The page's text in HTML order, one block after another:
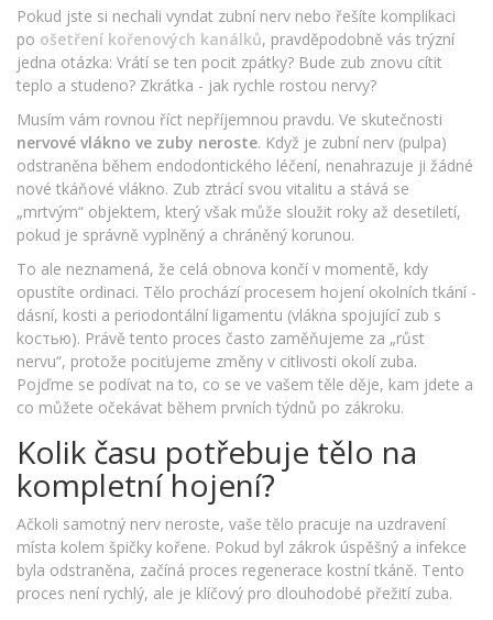
Pokud jste si nechali vyndat zubní nerv nebo řešíte komplikaci
po ošetření kořenových kanálků, pravděpodobně vás trýzní
jedna otázka: Vrátí se ten pocit zpátky? Bude zub znovu cítit
teplo a studeno? Zkrátka - jak rychle rostou nervy?
Musím vám rovnou říct nepříjemnou pravdu. Ve skutečnosti
nervové vlákno ve zuby neroste. Když je zubní nerv (pulpa)
odstraněna během endodontického léčení, nenahrazuje ji žádné
nové tkáňové vlákno. Zub ztrácí svou vitalitu a stává se
„mrtvým“ objektem, který však může sloužit roky až desetiletí,
pokud je správně vyplněný a chráněný korunou.
To ale neznamená, že celá obnova končí v momentě, kdy
opustíte ordinaci. Tělo prochází procesem hojení okolních tkání -
dásní, kosti a periodontální ligamentu (vlákna spojující zub s
kостью). Právě tento proces často zaměňujeme za „růst
nervu“, protože pociťujeme změny v citlivosti okolí zuba.
Pojďme se podívat na to, co se ve vašem těle děje, kam jdete a
co můžete očekávat během prvních týdnů po zákroku.
Kolik času potřebuje tělo na
kompletní hojení?
Ačkoli samotný nerv neroste, vaše tělo pracuje na uzdravení
místa kolem špičky kořene. Pokud byl zákrok úspěšný a infekce
byla odstraněna, začíná proces regenerace kostní tkáně. Tento
proces není rychlý, ale je klíčový pro dlouhodobé přežití zuba.